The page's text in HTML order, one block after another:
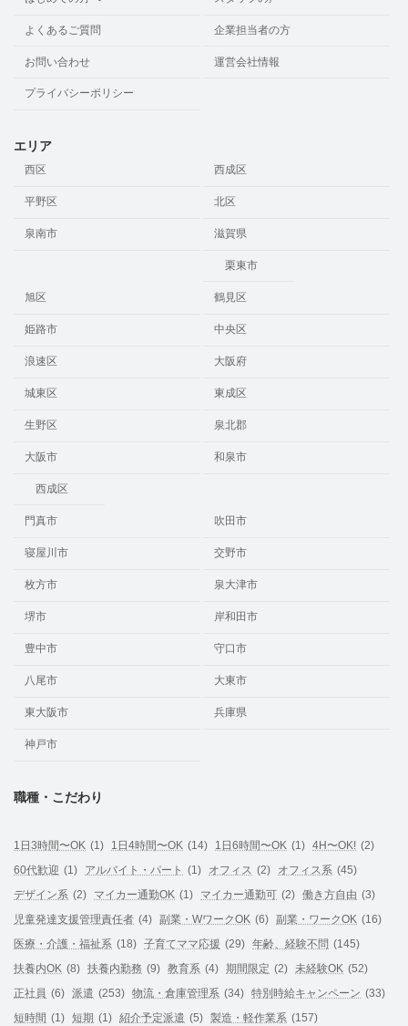
よくあるご質問 企業担当者の方
お問い合わせ 運営会社情報
プライバシーポリシー
エリア
西区 西成区
平野区 北区
泉南市 滋賀県
栗東市
旭区 鶴見区
姫路市 中央区
浪速区 大阪府
城東区 東成区
生野区 泉北郡
大阪市
西成区
和泉市
門真市 吹田市
寝屋川市 交野市
枚方市 泉大津市
堺市 岸和田市
豊中市 守口市
八尾市 大東市
東大阪市 兵庫県
神戸市
職種・こだわり
1日3時間〜OK (1) 1日4時間〜OK (14) 1日6時間〜OK (1) 4H〜OK! (2)
60代歓迎 (1) アルバイト・パート (1) オフィス (2) オフィス系 (45)
デザイン系 (2) マイカー通勤OK (1) マイカー通勤可 (2) 働き方自由 (3)
児童発達支援管理責任者 (4) 副業・WワークOK (6) 副業・ワークOK (16)
医療・介護・福祉系 (18) 子育てママ応援 (29) 年齢、経験不問 (145)
扶養内OK (8) 扶養内勤務 (9) 教育系 (4) 期間限定 (2) 未経験OK (52)
正社員 (6) 派遣 (253) 物流・倉庫管理系 (34) 特別時給キャンペーン (33)
短時間 (1) 短期 (1) 紹介予定派遣 (5) 製造・軽作業系 (157)